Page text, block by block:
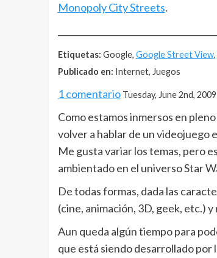
Monopoly City Streets.
Etiquetas: Google, Google Street View,
Publicado en: Internet, Juegos
1 comentario Tuesday, June 2nd, 2009
Como estamos inmersos en pleno
volver a hablar de un videojuego
Me gusta variar los temas, pero
ambientado en el universo Star
De todas formas, dada las
(cine, animación, 3D, geek, etc.)
Aun queda algún tiempo para
que está siendo desarrollado por